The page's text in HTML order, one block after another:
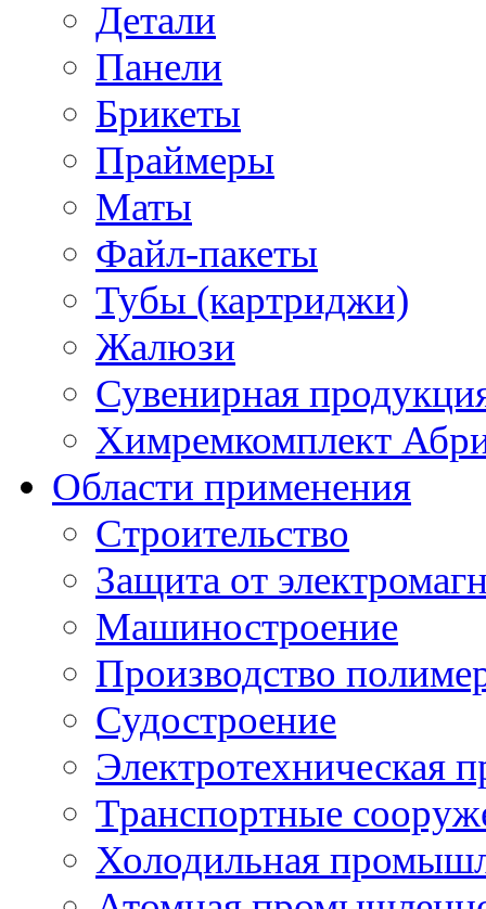
Детали
Панели
Брикеты
Праймеры
Маты
Файл-пакеты
Тубы (картриджи)
Жалюзи
Сувенирная
Химремкомплект
Области применения
Строительство
Защита от
Машиностроение
Производство
Судостроение
Электротехническая
Транспортные
Холодильная